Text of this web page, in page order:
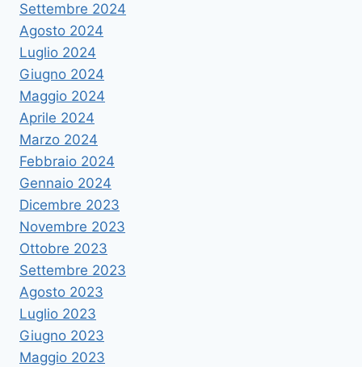
Settembre 2024
Agosto 2024
Luglio 2024
Giugno 2024
Maggio 2024
Aprile 2024
Marzo 2024
Febbraio 2024
Gennaio 2024
Dicembre 2023
Novembre 2023
Ottobre 2023
Settembre 2023
Agosto 2023
Luglio 2023
Giugno 2023
Maggio 2023